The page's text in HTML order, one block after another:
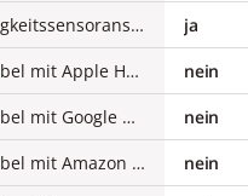
Mit Helligkeitssensoranschluss
ja
Kompatibel mit Apple HomeKit
nein
Kompatibel mit Google Assistant
nein
Kompatibel mit Amazon Alexa
nein